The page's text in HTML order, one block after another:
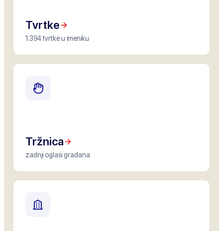
Tvrtke
1.394 tvrtke u imeniku
Tržnica
zadnji oglasi građana